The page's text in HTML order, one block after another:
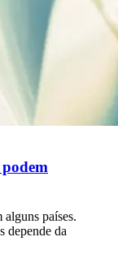
países.
depende da